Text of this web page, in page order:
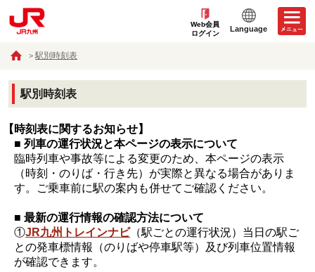
Web会員
ログイン
Language
駅別時刻表
駅別時刻表
【時刻表に関するお知らせ】
■ 列車の運行状況と本ページの表示について
臨時列車や事故等による変更のため、本ページの表示
（時刻・のりば・行き先）が実際と異なる場合がありま
す。ご乗車前に駅の案内も併せてご確認ください。
■ 最新の運行情報の確認方法について
①JR九州トレインナビ（駅ごとの運行状況）当日の駅ご
との発車標情報（のりばや停車駅等）及び列車位置情報
が確認できます。